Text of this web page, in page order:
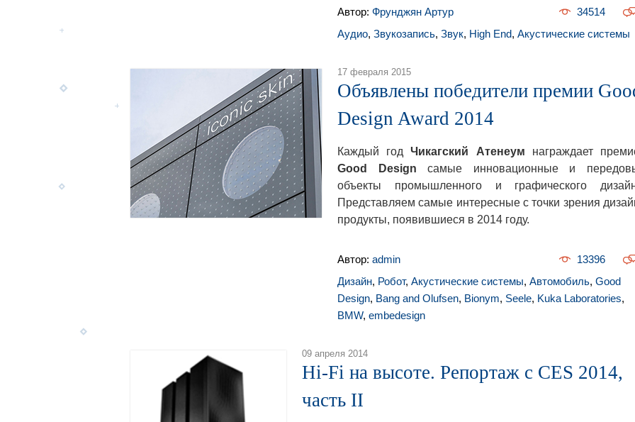
Автор: Фрунджян Артур
34514
Аудио, Звукозапись, Звук, High End, Акустические системы
17 февраля 2015
Объявлены победители премии
Design Award 2014
Каждый годЧикагский Атенеум награждает
Good Design самые инновационные и
объекты промышленного и графического
Представляем самые интересные с точки зрения
продукты, появившиеся в 2014 году.
Автор: admin
13396
Дизайн, Робот, Акустические системы, Автомобиль, Good
Design, Bang and Olufsen, Bionym, Seele, Kuka Laboratories,
BMW, embedesign
09 апреля 2014
Hi-Fi на высоте. Репортаж с CES 2014,
часть II